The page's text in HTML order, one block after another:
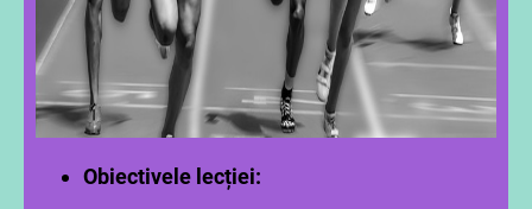
Obiectivele lecției: